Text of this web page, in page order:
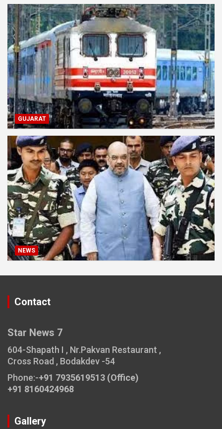
GUJARAT
NEWS
Contact
Star News 7
604-Shapath I , Nr.Pakvan Restaurant ,
Cross Road , Bodakdev -54
Phone:-+91 7935619513 (Office)
+91 8160424968
Gallery